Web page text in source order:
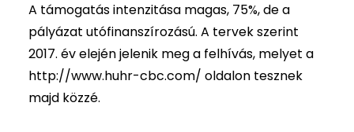
A támogatás intenzitása magas, 75%, de a
pályázat utófinanszírozású. A tervek szerint
2017. év elején jelenik meg a felhívás, melyet a
http://www.huhr-cbc.com/ oldalon tesznek
majd közzé.